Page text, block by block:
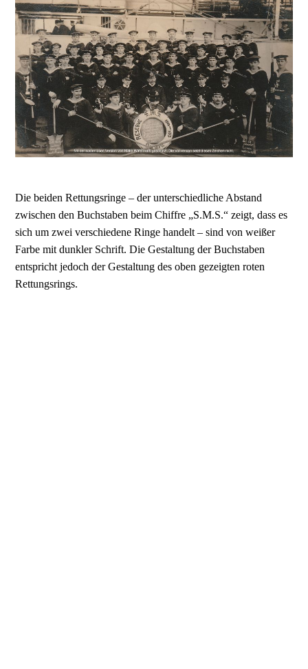
Die beiden Rettungsringe – der unterschiedliche Abstand
zwischen den Buchstaben beim Chiffre „S.M.S.“ zeigt, dass es
sich um zwei verschiedene Ringe handelt – sind von weißer
Farbe mit dunkler Schrift. Die Gestaltung der Buchstaben
entspricht jedoch der Gestaltung des oben gezeigten roten
Rettungsrings.